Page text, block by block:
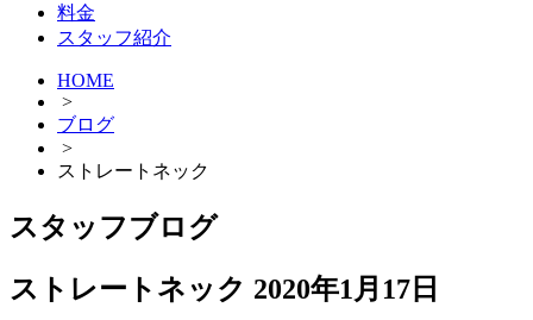
料金
スタッフ紹介
HOME
>
ブログ
>
ストレートネック
スタッフブログ
ストレートネック 2020年1月17日